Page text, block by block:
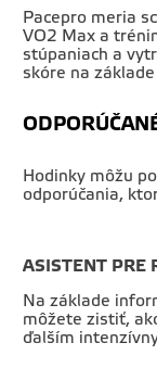
Pacepro meria
VO2 Max a
stúpaniach a
skóre na
Hodinky môžu
odporúčania,
ASISTENT PRE
Na základe
môžete zistiť,
ďalším